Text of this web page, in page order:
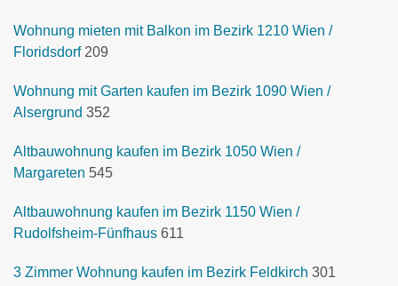
Wohnung mieten mit Balkon im Bezirk 1210 Wien /
Floridsdorf 209
Wohnung mit Garten kaufen im Bezirk 1090 Wien /
Alsergrund 352
Altbauwohnung kaufen im Bezirk 1050 Wien /
Margareten 545
Altbauwohnung kaufen im Bezirk 1150 Wien /
Rudolfsheim-Fünfhaus 611
3 Zimmer Wohnung kaufen im Bezirk Feldkirch 301